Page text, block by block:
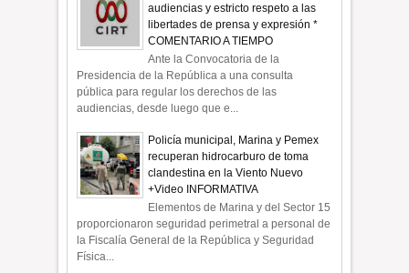
audiencias y estricto respeto a las
libertades de prensa y expresión *
COMENTARIO A TIEMPO
Ante la Convocatoria de la
Presidencia de la República a una consulta
pública para regular los derechos de las
audiencias, desde luego que e...
Policía municipal, Marina y Pemex
recuperan hidrocarburo de toma
clandestina en la Viento Nuevo
+Video INFORMATIVA
Elementos de Marina y del Sector 15
proporcionaron seguridad perimetral a personal de
la Fiscalía General de la República y Seguridad
Física...